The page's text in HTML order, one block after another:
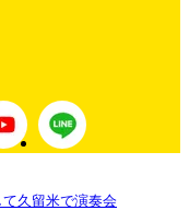
久留米で演奏会